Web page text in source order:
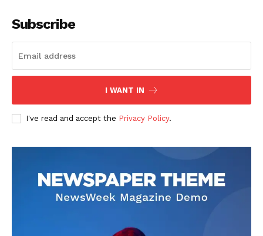
Subscribe
I WANT IN
I've read and accept the Privacy Policy.